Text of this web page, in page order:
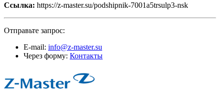
Ссылка: https://z-master.su/podshipnik-7001a5trsulp3-nsk
Отправьте запрос:
E-mail: info@z-master.su
Через форму: Контакты